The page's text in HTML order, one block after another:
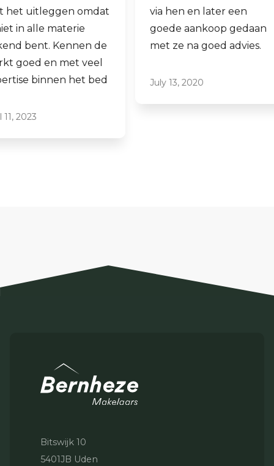
via hen en later een
goede aankoop gedaan
met ze na goed advies.
July 13, 2020
aankopen.
Laagdrempelig
professioneel, ik
Bitswijk 10
5401JB Uden